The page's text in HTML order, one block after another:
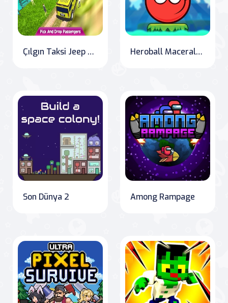
Çılgın Taksi Jeep Sürme Oyunu Heroball Maceraları
Son Dünya 2 Among Rampage